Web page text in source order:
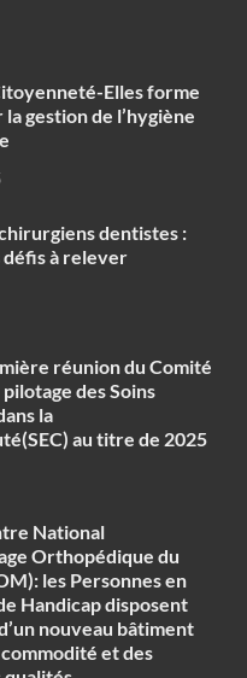
Elles forme
gestion de l’hygiène
dentistes :
défis à relever
réunion du Comité
des Soins
la
au titre de 2025
National
Orthopédique du
les Personnes en
Handicap disposent
nouveau bâtiment
et des